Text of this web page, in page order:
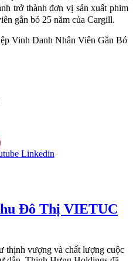
trở thành đơn vị sản xuất phim
gắn bó 25 năm của Cargill.
Vinh Danh Nhân Viên Gắn Bó
Linkedin
Đô Thị VIETUC
thịnh vượng và chất lượng cuộc